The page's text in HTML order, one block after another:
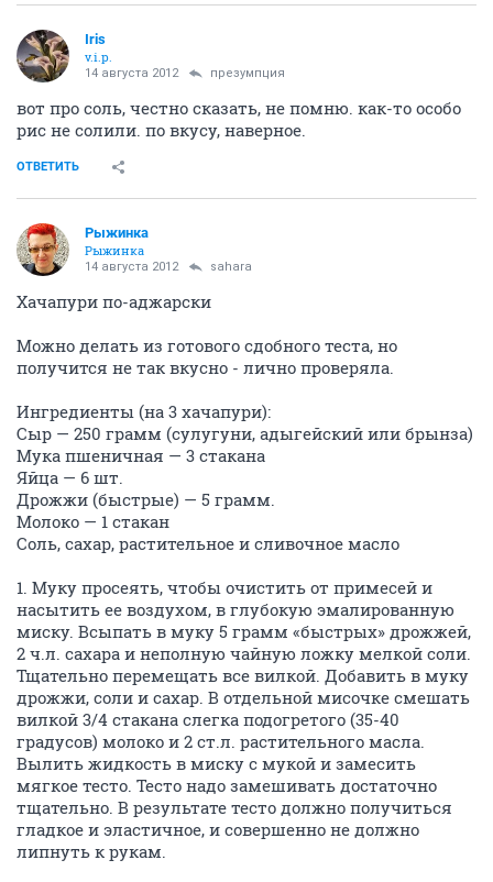
Iris
v.i.p.
14 августа 2012 презумпция
вот про соль, честно сказать, не помню. как-то особо
рис не солили. по вкусу, наверное.
ОТВЕТИТЬ
Рыжинка
Рыжинка
14 августа 2012 sahara
Хачапури по-аджарски
Можно делать из готового сдобного теста, но
получится не так вкусно - лично проверяла.
Ингредиенты (на 3 хачапури):
Сыр — 250 грамм (сулугуни, адыгейский или брынза)
Мука пшеничная — 3 стакана
Яйца — 6 шт.
Дрожжи (быстрые) — 5 грамм.
Молоко — 1 стакан
Соль, сахар, растительное и сливочное масло
1. Муку просеять, чтобы очистить от примесей и
насытить ее воздухом, в глубокую эмалированную
миску. Всыпать в муку 5 грамм «быстрых» дрожжей,
2 ч.л. сахара и неполную чайную ложку мелкой соли.
Тщательно перемещать все вилкой. Добавить в муку
дрожжи, соли и сахар. В отдельной мисочке смешать
вилкой 3/4 стакана слегка подогретого (35-40
градусов) молоко и 2 ст.л. растительного масла.
Вылить жидкость в миску с мукой и замесить
мягкое тесто. Тесто надо замешивать достаточно
тщательно. В результате тесто должно получиться
гладкое и эластичное, и совершенно не должно
липнуть к рукам.